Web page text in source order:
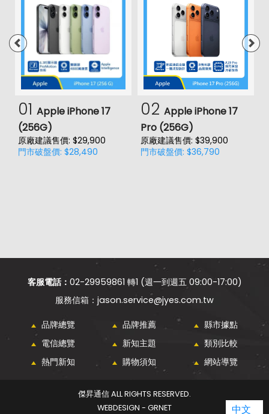
01 Apple iPhone 17
(256G)
原廠建議售價: $29,900
門市破盤價: $28,490
02 Apple iPhone 17
Pro (256G)
原廠建議售價: $39,900
門市破盤價: $36,790
客服電話： 02-29959861 轉1 (週一到週五 09:00-17:00)
jason.service@jyes.com.tw
品牌總覽 品牌推薦
縣市據點
電信總覽
新知主題
類別比較
熱門新知
購物須知 網站導覽
傑昇通信 ALL RIGHTS RESERVED.
WEBDESIGN - GRNET
中文